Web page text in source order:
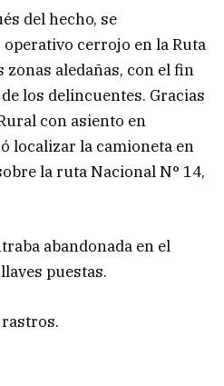
del hecho, se
cerrojo en la Ruta
zonas aledañas, con el fin
los delincuentes. Gracias
con asiento en
localizar la camioneta en
la ruta Nacional N° 14,
abandonada en el
puestas.